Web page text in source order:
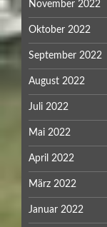
November 2022
Oktober 2022
September 2022
August 2022
Juli 2022
Mai 2022
April 2022
März 2022
Januar 2022